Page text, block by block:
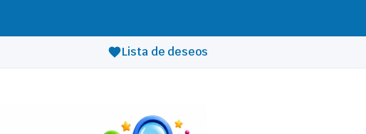
Lista de deseos